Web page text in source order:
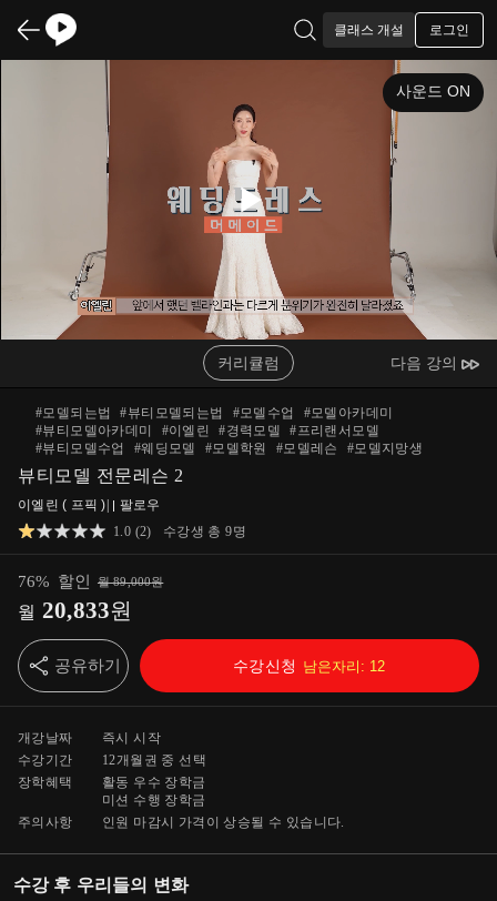
클래스 개설 로그인
Play
Video
사운드 ON
커리큘럼 다음 강의
#모델되는법 #뷰티모델되는법 #모델수업 #모델아카데미
#뷰티모델아카데미 #이엘린 #경력모델 #프리랜서모델
#뷰티모델수업 #웨딩모델 #모델학원 #모델레슨 #모델지망생
뷰티모델 전문레슨 2
이엘린 ( 프픽 )
팔로우
1.0 (2) 수강생 총9명
76% 할인 월89,000원
월 20,833원
공유하기 수강신청 남은자리: 12
개강날짜
즉시 시작
수강기간
12개월 권 중 선택
장학혜택
활동 우수 장학금
미션 수행 장학금
주의사항
인원 마감시 가격이 상승될 수 있습니다.
수강 후 우리들의 변화